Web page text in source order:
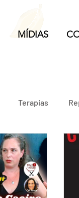
MÍDIAS
Terapias